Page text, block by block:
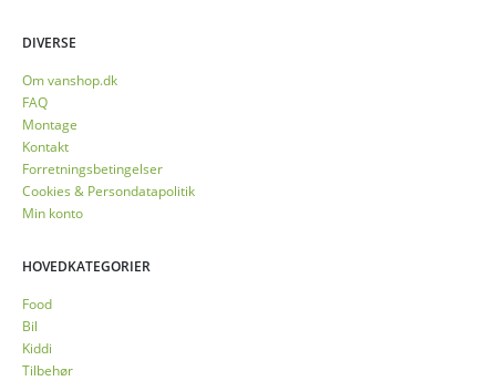
DIVERSE
Om vanshop.dk
FAQ
Montage
Kontakt
Forretningsbetingelser
Cookies & Persondatapolitik
Min konto
HOVEDKATEGORIER
Food
Bil
Kiddi
Tilbehør